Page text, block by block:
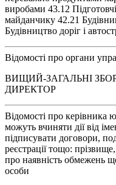
виробами 43.12
майданчику 42.21
Будівництво доріг і
Відомості про органи
ВИЩИЙ-ЗАГАЛЬНІ
ДИРЕКТОР
Відомості про керівника
можуть вчиняти дії від
підписувати договори,
реєстрації тощо:
про наявність обмежень
особи